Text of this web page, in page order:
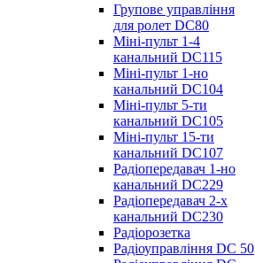
Групове управління
для ролет DC80
Міні-пульт 1-4
канальний DC115
Міні-пульт 1-но
канальний DC104
Міні-пульт 5-ти
канальний DC105
Міні-пульт 15-ти
канальний DC107
Радіопередавач 1-но
канальний DC229
Радіопередавач 2-х
канальний DC230
Радіорозетка
Радіоуправління DC 50